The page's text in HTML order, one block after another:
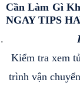
Cần Làm Gì
NGAY TIPS
Kiểm tra xem
trình vận